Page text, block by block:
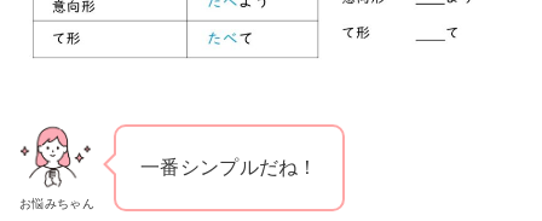
お悩みちゃん
一番シンプルだね！